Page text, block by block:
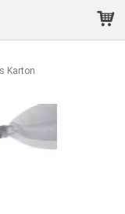
gelegt
Karton